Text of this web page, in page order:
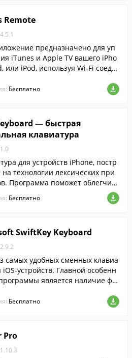
Remote
предназначено для уп
iTunes и Apple TV вашего iPho
или iPod, используя Wi-Fi соеди
Бесплатно
— быстрая
клавиатура
для устройств iPhone, постр
технологии лексических при
Программа поможет облегчить
любую переписку, предложи
вариантов ответов, приним
Бесплатно
SwiftKey Keyboard
самых удобных сменных клавиа
iOS-устройств. Главной особенн
является наличие фу
Бесплатно
Pro